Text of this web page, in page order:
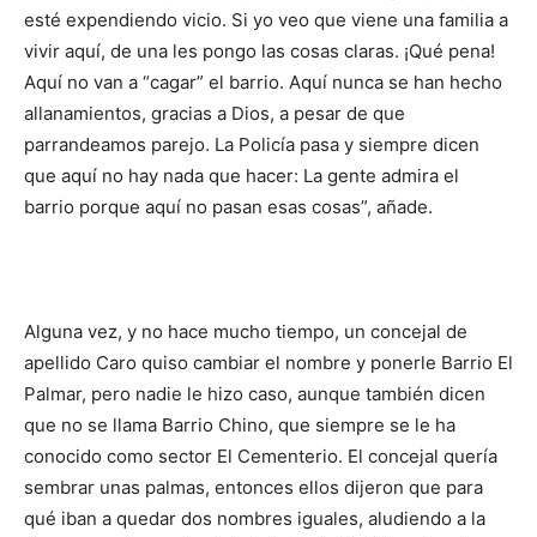
esté expendiendo vicio. Si yo veo que viene una familia a
vivir aquí, de una les pongo las cosas claras. ¡Qué pena!
Aquí no van a “cagar” el barrio. Aquí nunca se han hecho
allanamientos, gracias a Dios, a pesar de que
parrandeamos parejo. La Policía pasa y siempre dicen
que aquí no hay nada que hacer: La gente admira el
barrio porque aquí no pasan esas cosas”, añade.
Alguna vez, y no hace mucho tiempo, un concejal de
apellido Caro quiso cambiar el nombre y ponerle Barrio El
Palmar, pero nadie le hizo caso, aunque también dicen
que no se llama Barrio Chino, que siempre se le ha
conocido como sector El Cementerio. El concejal quería
sembrar unas palmas, entonces ellos dijeron que para
qué iban a quedar dos nombres iguales, aludiendo a la